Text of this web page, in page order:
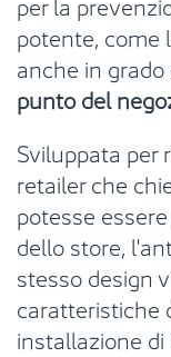
potente, come
anche in grado
punto del
Sviluppata per
retailer che
potesse
dello store,
stesso design
caratteristiche
installazione di